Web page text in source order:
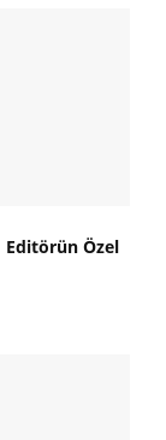
Özel